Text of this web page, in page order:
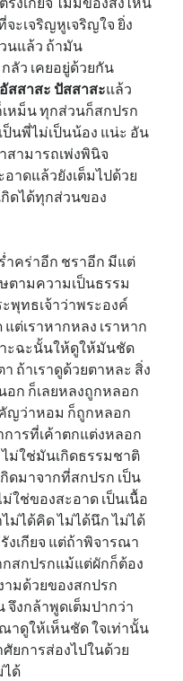
ะเจริญหูเจริญใจ ยิ่ง
นแล้ว ถ้ามัน
ลัว เคยอยู่ด้วยกัน
อัสสาสะ ปัสสาสะแล้ว
เหม็น ทุกส่วนก็สกปรก
นพี่ไม่เป็นน้อง แน่ะ อัน
สามารถเพ่งพินิจ
าดแล้วยังเต็มไปด้วย
ดได้ทุกส่วนของ
ำคร่าอีก ชราอีก มีแต่
ตามความเป็นธรรม
พุทธเจ้าว่าพระองค์
ต่เราหากหลง เราหาก
าะฉะนั้นให้ดูให้มันชัด
ถ้าเราดูด้วยตาหละ สิ่ง
อก ก็เลยหลงถูกหลอก
ญว่าหอม ก็ถูกหลอก
ารที่เค้าตกแต่งหลอก
ม่ใช่มันเกิดธรรมชาติ
ดมาจากที่สกปรก เป็น
ใช่ของสะอาด เป็นเนื้อ
ม่ได้คิด ไม่ได้นึก ไม่ได้
งเกียจ แต่ถ้าพิจารณา
สกปรกแม้แต่ผักก็ต้อง
มด้วยของสกปรก
จึงกล้าพูดเต็มปากว่า
าดูให้เห็นชัด ใจเท่านั้น
ยการส่องไปในด้วย
ได้